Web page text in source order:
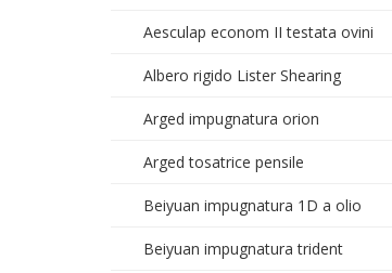
Aesculap econom II testata ovini
Albero rigido Lister Shearing
Arged impugnatura orion
Arged tosatrice pensile
Beiyuan impugnatura 1D a olio
Beiyuan impugnatura trident